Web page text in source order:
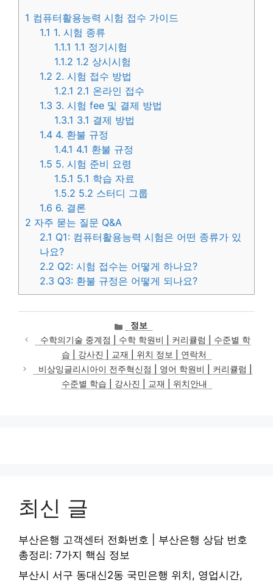
1 컴퓨터활용능력 시험 접수 가이드
1.1 1. 시험 종류
1.1.1 1.1 정기시험
1.1.2 1.2 상시시험
1.2 2. 시험 접수 방법
1.2.1 2.1 온라인 접수
1.3 3. 시험 fee 및 결제 방법
1.3.1 3.1 결제 방법
1.4 4. 환불 규정
1.4.1 4.1 환불 규정
1.5 5. 시험 준비 요령
1.5.1 5.1 학습 자료
1.5.2 5.2 스터디 그룹
1.6 6. 결론
2 자주 묻는 질문 Q&A
2.1 Q1: 컴퓨터활용능력 시험은 어떤 종류가 있
나요?
2.2 Q2: 시험 접수는 어떻게 하나요?
2.3 Q3: 환불 규정은 어떻게 되나요?
카
테
고
리
정보
수학의기술 중계점 | 수학 학원비 | 커리큘럼 | 수준별 학
습 | 강사진 | 교재 | 위치 정보 | 연락처
비상잉글리시아이 전주혁신점 | 영어 학원비 | 커리큘럼 |
수준별 학습 | 강사진 | 교재 | 위치안내
최신 글
부산은행 고객센터 전화번호 | 부산은행 상담 번호
총정리: 7가지 핵심 정보
부산시 서구 동대신2동 국민은행 위치, 영업시간,